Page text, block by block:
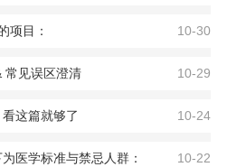
项目： 10-30
常见误区澄清 10-29
这篇就够了 10-24
医学标准与禁忌人群： 10-22